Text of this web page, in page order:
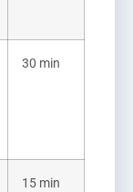
30 min
15 min